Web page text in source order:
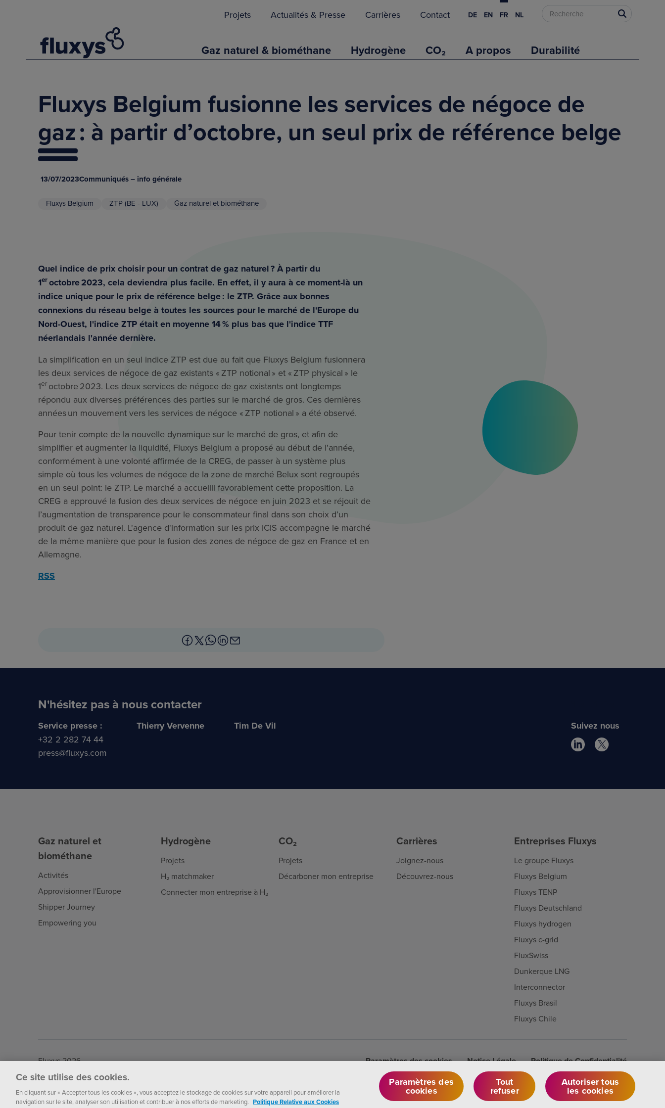
Projets Actualités & Presse Carrières Contact DE EN FR NL
Gaz naturel & biométhane Hydrogène CO₂ A propos Durabilité
Fluxys Belgium fusionne les services de négoce de
gaz : à partir d’octobre, un seul prix de référence belge
13/07/2023Communiqués – info générale
Fluxys Belgium ZTP (BE - LUX) Gaz naturel et biométhane
Quel indice de prix choisir pour un contrat de gaz naturel ? À partir du
1eroctobre 2023, cela deviendra plus facile. En effet, il y aura à ce moment-là un
indice unique pour le prix de référence belge : le ZTP. Grâce aux bonnes
connexions du réseau belge à toutes les sources pour le marché de l'Europe du
Nord-Ouest, l'indice ZTP était en moyenne 14 % plus bas que l'indice TTF
néerlandais l'année dernière.
La simplification en un seul indice ZTP est due au fait que Fluxys Belgium fusionnera
les deux services de négoce de gaz existants « ZTP notional » et « ZTP physical » le
1er octobre 2023. Les deux services de négoce de gaz existants ont longtemps
répondu aux diverses préférences des parties sur le marché de gros. Ces dernières
années un mouvement vers les services de négoce « ZTP notional » a été observé.
Pour tenir compte de la nouvelle dynamique sur le marché de gros, et afin de
simplifier et augmenter la liquidité, Fluxys Belgium a proposé au début de l'année,
conformément à une volonté affirmée de la CREG, de passer à un système plus
simple où tous les volumes de négoce de la zone de marché Belux sont regroupés
en un seul point: le ZTP. Le marché a accueilli favorablement cette proposition. La
CREG a approuvé la fusion des deux services de négoce en juin 2023 et se réjouit de
l’augmentation de transparence pour le consommateur final dans son choix d’un
produit de gaz naturel. L'agence d'information sur les prix ICIS accompagne le marché
de la même manière que pour la fusion des zones de négoce de gaz en France et en
Allemagne.
RSS
N'hésitez pas à nous contacter
Service presse :
+32 2 282 74 44
press@fluxys.com
Thierry Vervenne Tim De Vil
Suivez nous
Gaz naturel et
biométhane
Activités
Approvisionner l'Europe
Shipper Journey
Empowering you
Hydrogène
Projets
H₂ matchmaker
Connecter mon entreprise à H₂
CO₂
Projets
Décarboner mon entreprise
Carrières
Joignez-nous
Découvrez-nous
Entreprises Fluxys
Le groupe Fluxys
Fluxys Belgium
Fluxys TENP
Fluxys Deutschland
Fluxys hydrogen
Fluxys c-grid
FluxSwiss
Dunkerque LNG
Interconnector
Fluxys Brasil
Fluxys Chile
Fluxys 2026 Paramètres des cookies Notice Légale Politique de Confidentialité
Ce site utilise des cookies.
En cliquant sur « Accepter tous les cookies », vous acceptez le stockage de cookies sur votre appareil pour améliorer la
navigation sur le site, analyser son utilisation et contribuer à nos efforts de marketing. Politique Relative aux Cookies
Paramètres des
cookies
Tout
refuser
Autoriser tous
les cookies